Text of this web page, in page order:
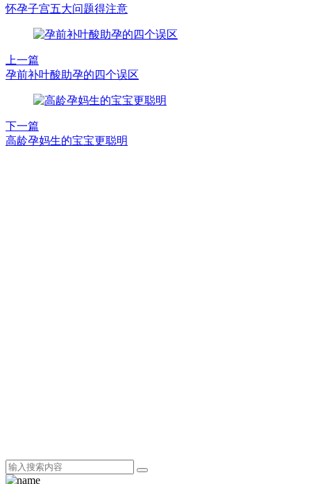
怀孕子宫五大问题得注意
上一篇
孕前补叶酸助孕的四个误区
下一篇
高龄孕妈生的宝宝更聪明